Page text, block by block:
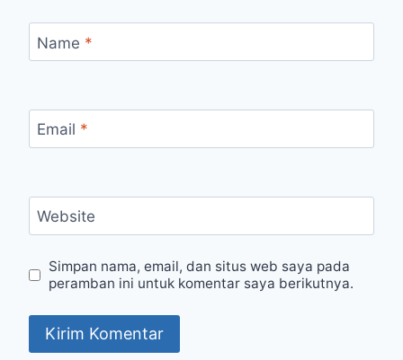
Name *
Email *
Website
Simpan nama, email, dan situs web saya pada
peramban ini untuk komentar saya berikutnya.